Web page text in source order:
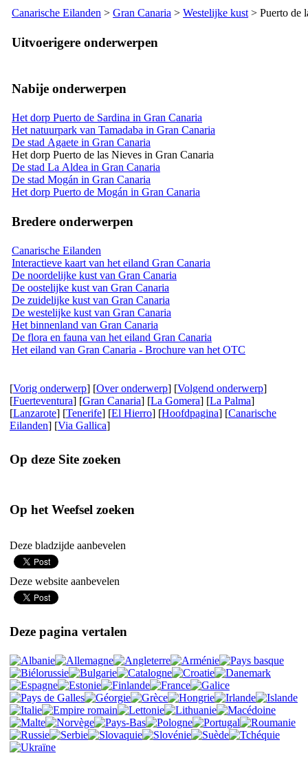
Canarische Eilanden > Gran Canaria > Westelijke kust > Puerto de
Uitvoerigere onderwerpen
Nabije onderwerpen
Het dorp Puerto de Sardina in Gran Canaria
Het natuurpark van Tamadaba in Gran Canaria
De stad Agaete in Gran Canaria
Het dorp Puerto de las Nieves in Gran Canaria
De stad La Aldea in Gran Canaria
De stad Mogán in Gran Canaria
Het dorp Puerto de Mogán in Gran Canaria
Bredere onderwerpen
Canarische Eilanden
Interactieve kaart van het eiland Gran Canaria
De noordelijke kust van Gran Canaria
De oostelijke kust van Gran Canaria
De zuidelijke kust van Gran Canaria
De westelijke kust van Gran Canaria
Het binnenland van Gran Canaria
De flora en fauna van het eiland Gran Canaria
Het eiland van Gran Canaria - Brochure van het OTC
[Vorig onderwerp] [Over onderwerp] [Volgend onderwerp]
[Fuerteventura] [Gran Canaria] [La Gomera] [La Palma]
[Lanzarote] [Tenerife] [El Hierro] [Hoofdpagina] [Canarische
Eilanden] [Via Gallica]
Op deze Site zoeken
Op het Weefsel zoeken
Deze bladzijde aanbevelen
Deze website aanbevelen
Deze pagina vertalen